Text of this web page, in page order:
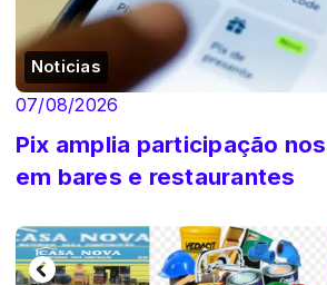
Noticias
07/08/2026
Pix amplia participação
em bares e restaurantes